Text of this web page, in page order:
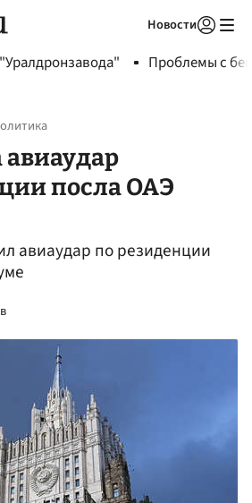
Новости
Проблемы с
посла ОАЭ
авиаудар по резиденции